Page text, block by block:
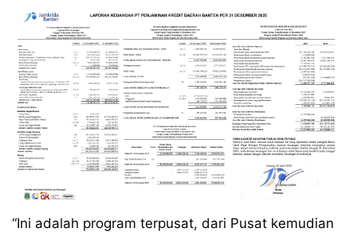
“Ini adalah program terpusat, dari Pusat kemudian